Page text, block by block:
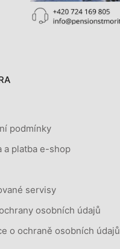
podmínky
a platba e-shop
servisy
osobních údajů
o ochraně osobních údajů